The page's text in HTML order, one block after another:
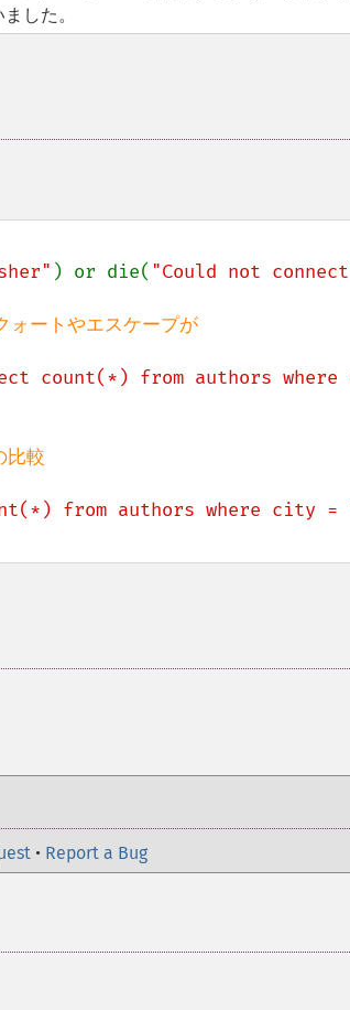
した。
) or die( "Could not
ートやエスケープが
count(*) from authors
較
from authors where city =
• Report a Bug